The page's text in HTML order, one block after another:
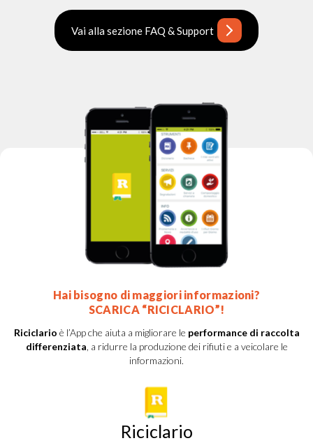
Vai alla sezione FAQ & Support
Hai bisogno di maggiori informazioni?
SCARICA “RICICLARIO”!
Riciclario è l’App che aiuta a migliorare le performance di raccolta
differenziata, a ridurre la produzione dei rifiuti e a veicolare le
informazioni.
Riciclario